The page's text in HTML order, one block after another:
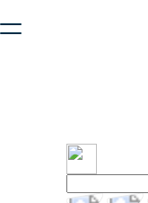
безопасную работу с